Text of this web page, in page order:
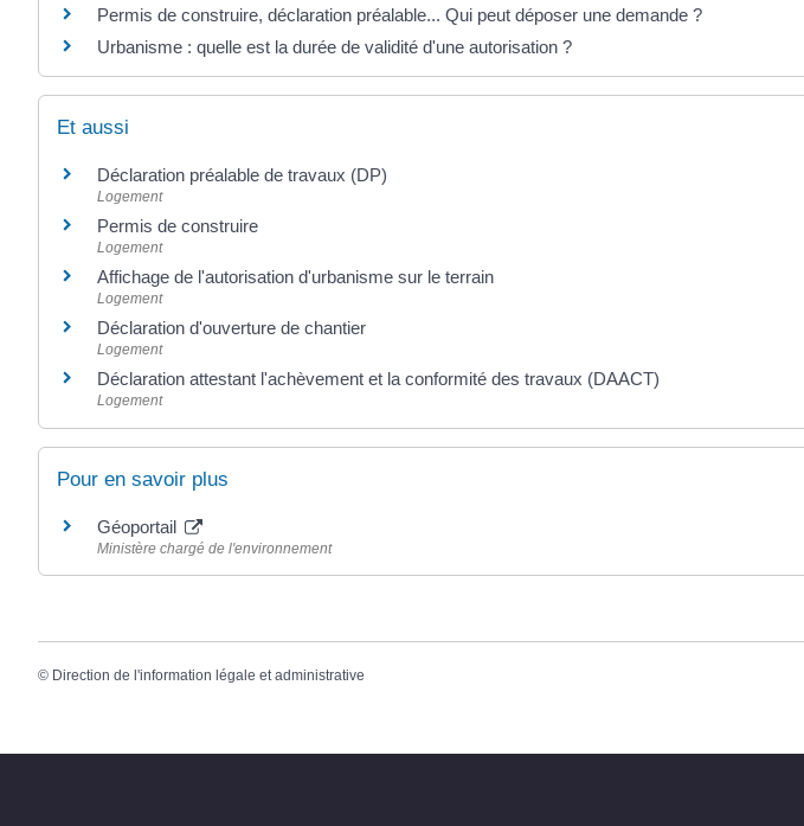
Permis de construire, déclaration préalable... Qui peut déposer une demande ?
Urbanisme : quelle est la durée de validité d'une autorisation ?
Et aussi
Déclaration préalable de travaux (DP)
Logement
Permis de construire
Logement
Affichage de l'autorisation d'urbanisme sur le terrain
Logement
Déclaration d'ouverture de chantier
Logement
Déclaration attestant l'achèvement et la conformité des travaux (DAACT)
Logement
Pour en savoir plus
Géoportail
Ministère chargé de l'environnement
© Direction de l'information légale et administrative